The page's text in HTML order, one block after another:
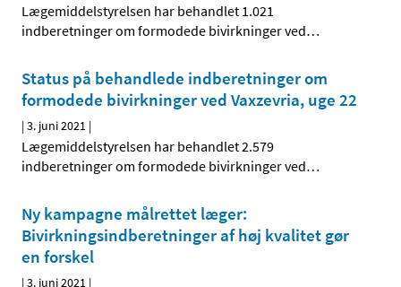
Lægemiddelstyrelsen har behandlet 1.021
indberetninger om formodede bivirkninger ved…
Status på behandlede indberetninger om
formodede bivirkninger ved Vaxzevria, uge 22
|3. juni 2021 |
Lægemiddelstyrelsen har behandlet 2.579
indberetninger om formodede bivirkninger ved…
Ny kampagne målrettet læger:
Bivirkningsindberetninger af høj kvalitet gør
en forskel
|3. juni 2021 |